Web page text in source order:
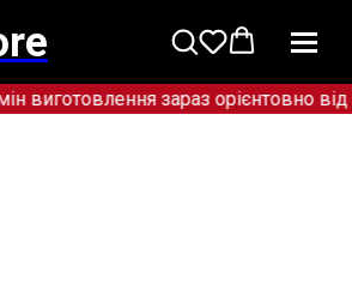
зараз орієнтовно від